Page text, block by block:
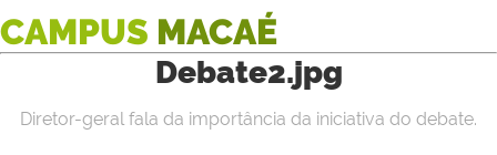
CAMPUS MACAÉ
Debate2.jpg
Diretor-geral fala da importância da iniciativa do debate.